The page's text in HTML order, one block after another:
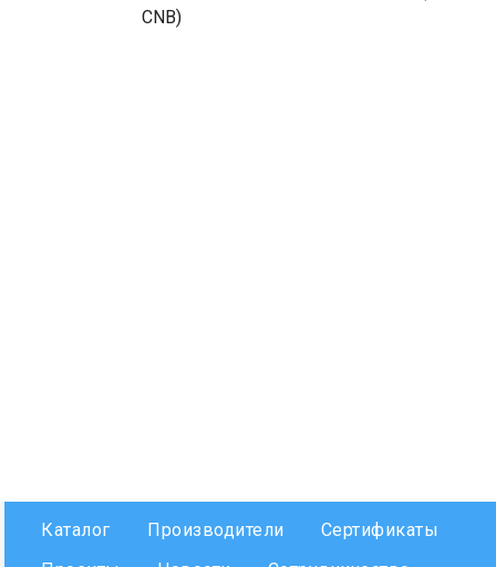
CNB)
Каталог Производители
Сертификаты